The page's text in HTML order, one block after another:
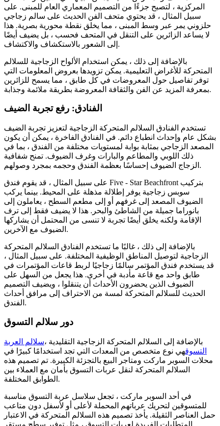
المركزية ، لتصبح جزءًا من التصميم المعماري العام للمبنى. على
سبيل المثال ، قد يحتوي متحف الفن الحديث على سالم زجاجي
حلزوني يمر عبر وسط المبنى ، مما يخلق نقطة محورية بصرية. هذا
لا يساعد الزائرين على التنقل في المتحف فحسب ، بل يضيف أيضًا
إلى الشعور بالاستكشاف والاكتشاف.
بالإضافة إلى ذلك ، يمكن استخدام الألواح الزجاجية للسلالم
المتحركة للأغراض التعليمية. يمكن تزويدها بعروض المعلومات التي
توفر تفاصيل حول المعروضات في كل طابق ، مما يسمح للزائرين
بمعرفة المزيد عن الفن والثقافة المعروضة بطريقة ملائمة وجذابة.
الفنادق: رفع تجربة الضيف
تستخدم الفنادق السلالم المتحركة الزجاجية لتعزيز تجربة الضيف
بشكل عام وإحداث انطباع دائم. في الفنادق الفاخرة ، يمكن أن يكون
المصعد الزجاجي بمثابة بوابة لمستويات مختلفة من الفندق ، بما في
ذلك اللوبي والمطاعم والبارات وغرف الضيوف. تمنح شفافية
الزجاج الضيوف إحساسًا بعظمة الفندق وحجمه بمجرد وصولهم.
على سبيل المثال ، قد يقوم فندق Five - Star Beachfront بتركيب
سوبس زجاجية يوفر إطلالة مذهلة على المحيط. بينما يركب
الضيوف المصعد إلى غرفهم أو إلى مطعم السطح ، يعاملون إلى
بانوراما جميلة من الشاطئ والبحر. هذا لا يضيف فقط إلى ترف
الإقامة ولكنه يخلق أيضًا تجربة لا تنسى من المحتمل أن يشاركها
الضيوف مع الآخرين.
بالإضافة إلى ذلك ، غالبًا ما تستخدم الفنادق السلالم المتحركة
الزجاجية لتوصيل المناطق الوظيفية المختلفة. على سبيل المثال ،
قد يستخدم فندق المؤتمر سالمًا زجاجيًا لربط قاعات المؤتمرات في
طابق واحد مع قاعة مأدبة في أخرى. هذا يجعل من السهل على
الضيوف الذين يحضرون الأحداث أن يتنقلوا ، ويضيف التصميم
الحديث للسلالم المتحركة لمسة من الاحتراف إلى مرافق أحداث
الفندق.
دور سلالم التسوق
بالإضافة إلى السلالم المتحركة الزجاجية التقليدية ،سلالم العربة
التسوقهي نوع متخصص من المعدات التي تجد استخدامًا كبيرًا في
محلات السوبر ماركت ومتاجر البيع بالتجزئة الكبيرة. تم تصميم هذه
السلالم المتحركة لنقل عربات التسوق بأمان مع العملاء بين
الطوابق المختلفة.
في أحد السوبر ماركت ، تجعل سلاسل عربة التسوق مناسبة
للمتسوقين لتحريك عرباتهم المحملة لأعلى أو لأسفل دون متاعب
حمل العناصر الثقيلة. يأخذ تصميم هذه السلالم المتحركة في الاعتبار
المتطلبات الفريدة لعربات التسوق ، مثل توفير سطح مستقر